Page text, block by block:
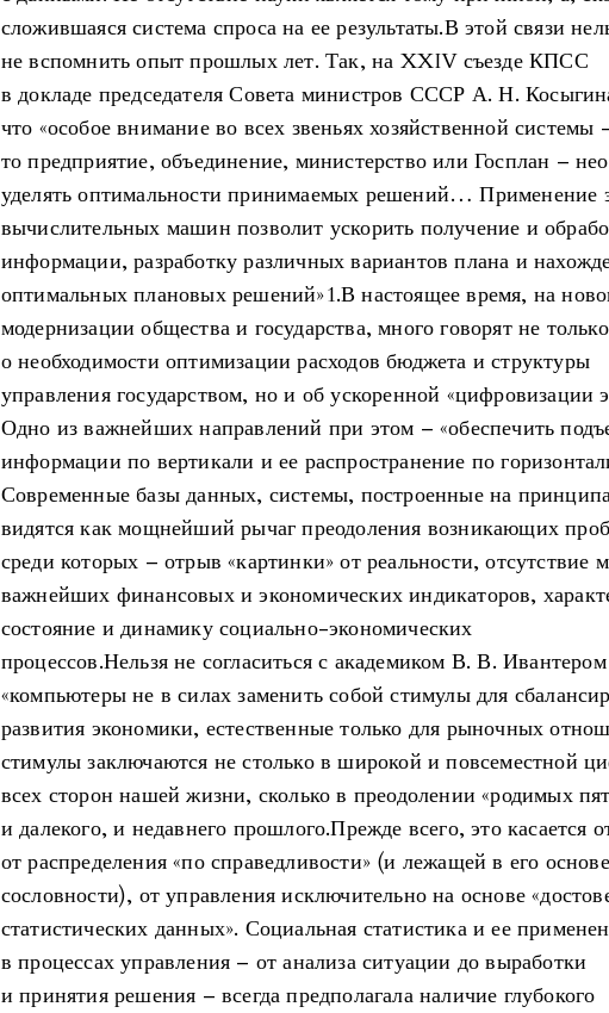
сложившаяся система спроса на ее результаты.В этой связи
не вспомнить опыт прошлых лет. Так, на XXIV съезде КПСС
в докладе председателя Совета министров СССР А. Н.
что «особое внимание во всех звеньях хозяйственной системы
то предприятие, объединение, министерство или Госплан –
уделять оптимальности принимаемых решений… Применение
вычислительных машин позволит ускорить получение и
информации, разработку различных вариантов плана и
оптимальных плановых решений»1.В настоящее время, на
модернизации общества и государства, много говорят не только
о необходимости оптимизации расходов бюджета и структуры
управления государством, но и об ускоренной «цифровизации
Одно из важнейших направлений при этом – «обеспечить
информации по вертикали и ее распространение по
Современные базы данных, системы, построенные на
видятся как мощнейший рычаг преодоления возникающих
среди которых – отрыв «картинки» от реальности, отсутствие
важнейших финансовых и экономических индикаторов,
состояние и динамику социально-экономических
процессов.Нельзя не согласиться с академиком В. В.
«компьютеры не в силах заменить собой стимулы для
развития экономики, естественные только для рыночных
стимулы заключаются не столько в широкой и повсеместной
всех сторон нашей жизни, сколько в преодолении «родимых
и далекого, и недавнего прошлого.Прежде всего, это касается
от распределения «по справедливости» (и лежащей в его основе
сословности), от управления исключительно на основе
статистических данных». Социальная статистика и ее
в процессах управления – от анализа ситуации до выработки
и принятия решения – всегда предполагала наличие глубокого